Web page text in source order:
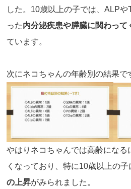
した。10歳以上の子では、ALP
った内分泌疾患や膵臓に関わって
ています。
次にネコちゃんの年齢別の結果で
やはりネコちゃんでは高齢になる
くなっており、特に10歳以上の
の上昇がみられました。